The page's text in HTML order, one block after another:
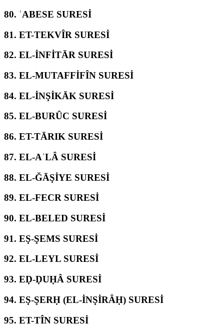
80. ʿABESE SURESİ
81. ET-TEKVÎR SURESİ
82. EL-İNFİTĀR SURESİ
83. EL-MUTAFFİFÎN SURESİ
84. EL-İNŞİKĀK SURESİ
85. EL-BURÛC SURESİ
86. ET-TĀRIK SURESİ
87. EL-AʿLÂ SURESİ
88. EL-ĞĀŞİYE SURESİ
89. EL-FECR SURESİ
90. EL-BELED SURESİ
91. EŞ-ŞEMS SURESİ
92. EL-LEYL SURESİ
93. EḌ-ḌUḤÂ SURESİ
94. EŞ-ŞERḤ (EL-İNŞİRÂḤ) SURESİ
95. ET-TÎN SURESİ